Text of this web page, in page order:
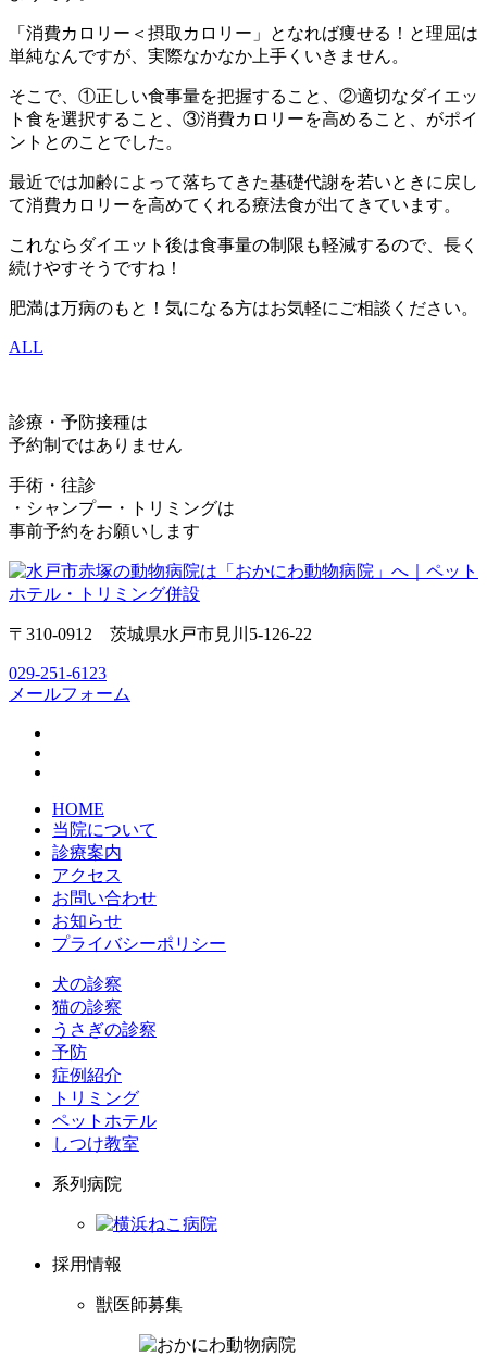
「消費カロリー＜摂取カロリー」となれば痩せる！と理屈は
単純なんですが、実際なかなか上手くいきません。
そこで、①正しい食事量を把握すること、②適切なダイエッ
ト食を選択すること、③消費カロリーを高めること、がポイ
ントとのことでした。
最近では加齢によって落ちてきた基礎代謝を若いときに戻し
て消費カロリーを高めてくれる療法食が出てきています。
これならダイエット後は食事量の制限も軽減するので、長く
続けやすそうですね！
肥満は万病のもと！気になる方はお気軽にご相談ください。
ALL
診療・予防接種は
予約制ではありません
手術・往診
・シャンプー・トリミングは
事前予約をお願いします
〒310-0912 茨城県水戸市見川5-126-22
029-251-6123
メールフォーム
HOME
当院について
診療案内
アクセス
お問い合わせ
お知らせ
プライバシーポリシー
犬の診察
猫の診察
うさぎの診察
予防
症例紹介
トリミング
ペットホテル
しつけ教室
系列病院
採用情報
獣医師募集